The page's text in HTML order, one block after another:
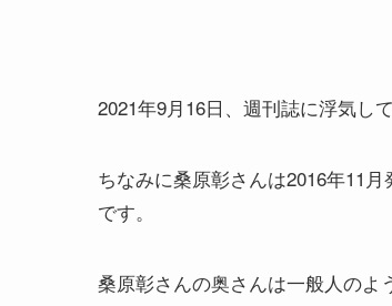
2021年9月16日、週刊誌に浮気し
ちなみに桑原彰さんは2016年11
です。
桑原彰さんの奥さんは一般人のよ